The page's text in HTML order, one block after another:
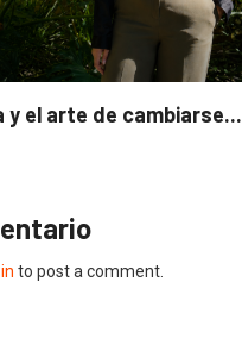
y el arte de cambiarse...
to post a comment.